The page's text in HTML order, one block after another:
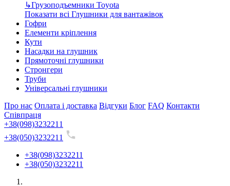
↳Грузоподъемники Toyota
Показати всі Глушники для вантажівок
Гофри
Елементи кріплення
Кути
Насадки на глушник
Прямоточні глушники
Стронгери
Труби
Універсальні глушники
Про нас Оплата і доставка Відгуки Блог FAQ Контакти
Співпраця
+38(098)3232211
+38(050)3232211
+38(098)3232211
+38(050)3232211